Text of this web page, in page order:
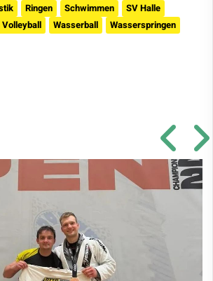
Ringen Schwimmen
SV Halle
Volleyball Wasserball Wasserspringen